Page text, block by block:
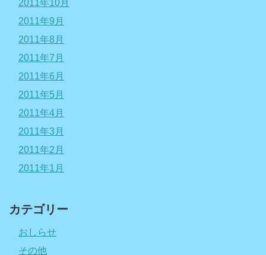
2011年10月
2011年9月
2011年8月
2011年7月
2011年6月
2011年5月
2011年4月
2011年3月
2011年2月
2011年1月
カテゴリー
おしらせ
その他